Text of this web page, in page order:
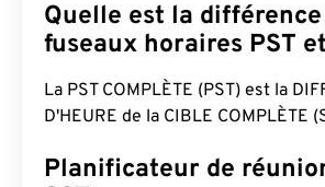
Quelle est la
fuseaux horaires PST
La PST COMPLÈTE (PST) est la
D'HEURE de la CIBLE COMPLÈTE
Planificateur de